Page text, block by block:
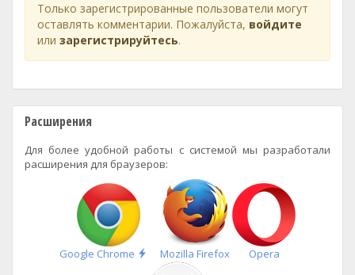
Только зарегистрированные пользователи могут
оставлять комментарии. Пожалуйста, войдите
или зарегистрируйтесь.
Расширения
Для более удобной работы с системой мы разработали
расширения для браузеров:
Google Chrome
Быстрая
установка
Mozilla Firefox Opera